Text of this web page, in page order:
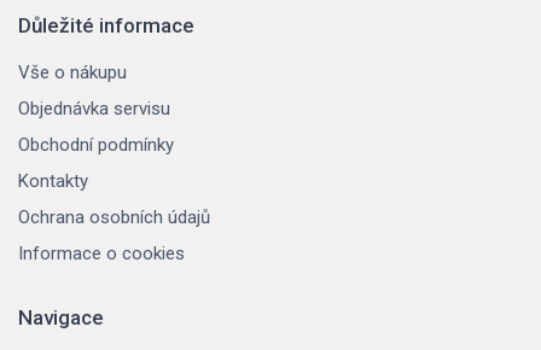
Důležité informace
Vše o nákupu
Objednávka servisu
Obchodní podmínky
Kontakty
Ochrana osobních údajů
Informace o cookies
Navigace